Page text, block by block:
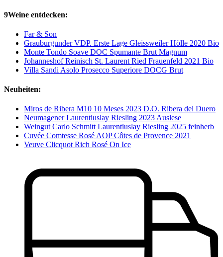
9Weine entdecken:
Far & Son
Grauburgunder VDP. Erste Lage Gleissweiler Hölle 2020 Bio
Monte Tondo Soave DOC Spumante Brut Magnum
Johanneshof Reinisch St. Laurent Ried Frauenfeld 2021 Bio
Villa Sandi Asolo Prosecco Superiore DOCG Brut
Neuheiten:
Miros de Ribera M10 10 Meses 2023 D.O. Ribera del Duero
Neumagener Laurentiuslay Riesling 2023 Auslese
Weingut Carlo Schmitt Laurentiuslay Riesling 2025 feinherb
Cuvée Comtesse Rosé AOP Côtes de Provence 2021
Veuve Clicquot Rich Rosé On Ice